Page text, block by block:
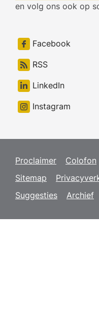
en volg ons ook op
Facebook
RSS
LinkedIn
Instagram
Proclaimer Colofon
Sitemap
Suggesties
Archief